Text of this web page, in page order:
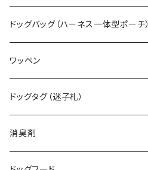
ドッグバッグ（ハーネス一体型ポーチ）
ワッペン
デザインワッペン（既製品）
オーダーワッペン（特注品）
ドッグタグ（迷子札）
ボールチェーンタイプ
消臭剤